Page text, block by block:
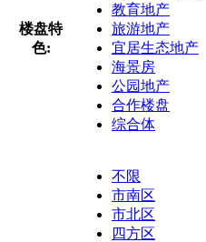
楼盘特
色:
教育地产
旅游地产
宜居生态地产
海景房
公园地产
合作楼盘
综合体
不限
市南区
市北区
四方区